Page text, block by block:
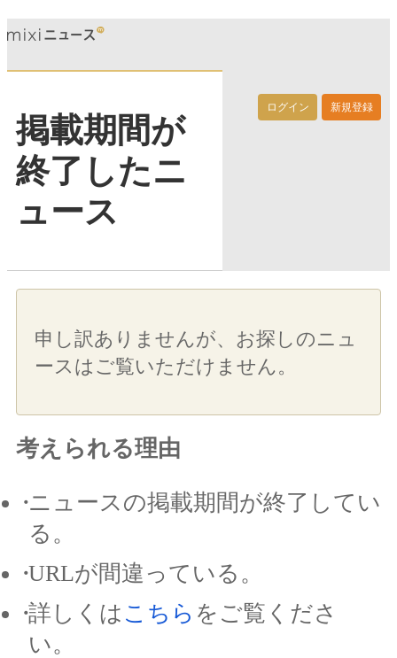
ログイン 新規登録
掲載期間が
終了したニ
ュース
申し訳ありませんが、お探しのニュ
ースはご覧いただけません。
考えられる理由
ニュースの掲載期間が終了してい
る。
URLが間違っている。
詳しくは こちら をご覧くださ
い。